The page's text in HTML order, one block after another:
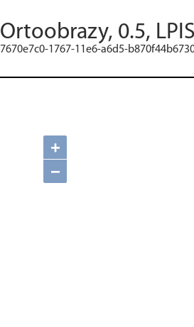
Ortoobrazy, 0.5,
7670e7c0-1767-11e6-a6d5-
+
−